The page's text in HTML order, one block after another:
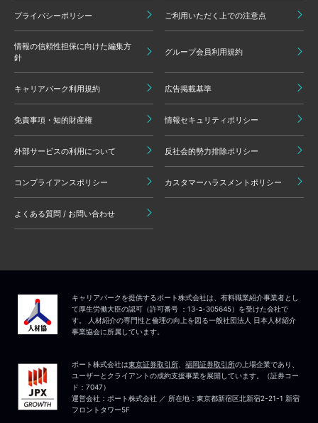
プライバシーポリシー ご利用いただく上での注意点
情報の信頼性担保に向けた編集方
針
グループ会員利用規約
キャリアパーク利用規約 広告掲載基準
免責事項・知的財産権 情報セキュリティポリシー
外部サービスの利用について 反社会的勢力排除ポリシー
コンプライアンスポリシー カスタマーハラスメントポリシー
よくある質問 / お問い合わせ